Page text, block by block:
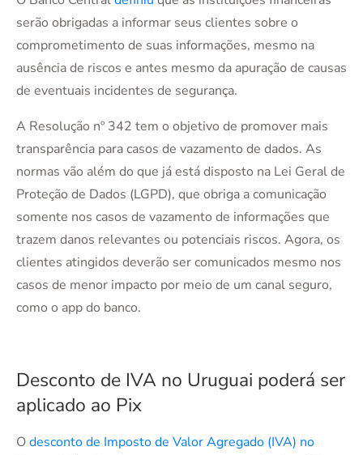
serão obrigadas a informar seus clientes sobre o
comprometimento de suas informações, mesmo na
ausência de riscos e antes mesmo da apuração de causas
de eventuais incidentes de segurança.
A Resolução nº 342 tem o objetivo de promover mais
transparência para casos de vazamento de dados. As
normas vão além do que já está disposto na Lei Geral de
Proteção de Dados (LGPD), que obriga a comunicação
somente nos casos de vazamento de informações que
trazem danos relevantes ou potenciais riscos. Agora, os
clientes atingidos deverão ser comunicados mesmo nos
casos de menor impacto por meio de um canal seguro,
como o app do banco.
Desconto de IVA no Uruguai poderá ser
aplicado ao Pix
Odesconto de Imposto de Valor Agregado (IVA) no